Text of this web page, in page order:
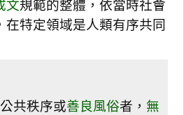
文規範的整體，依當時社會
在特定領域是人類有序共同
共秩序或善良風俗者， 無